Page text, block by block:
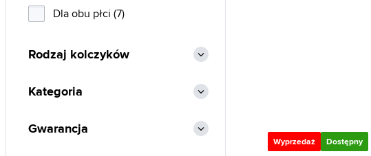
Wyprzedaż Dostępny
Guess (1235)
Invicta (2)
Marc Malone (131)
Michael Kors (83)
Dla obu płci (7)
Rodzaj kolczyków
Kategoria
Gwarancja